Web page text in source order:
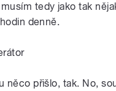
tedy jako tak
denně.
něco přišlo, tak. No,